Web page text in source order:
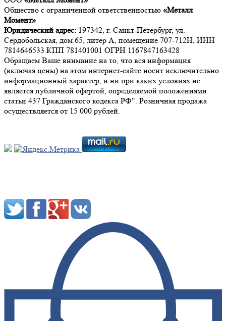
Общество с ограниченной ответственностью «Металл
Момент»
Юридический адрес: 197342, г. Санкт-Петербург, ул.
Сердобольская, дом 65, литер А, помещение 707-712Н, ИНН
7814646533 КПП 781401001 ОГРН 1167847163428
Обращаем Ваше внимание на то, что вся информация
(включая цены) на этом интернет-сайте носит исключительно
информационный характер, и ни при каких условиях не
является публичной офертой, определяемой положениями
статьи 437 Гражданского кодекса РФ". Розничная продажа
осуществляется от 15 000 рублей.